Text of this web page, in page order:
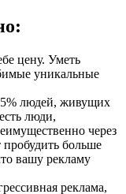
цену. Уметь
уникальные
людей, живущих
люди,
через
больше
вашу рекламу
реклама,